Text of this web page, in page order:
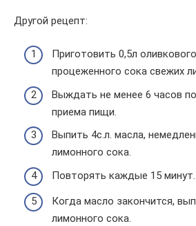
Другой рецепт:
Приготовить 0,5л
процеженного сока свежих
Выждать не менее 6 часов
приема пищи.
Выпить 4с.л. масла,
лимонного сока.
Повторять каждые 15 минут.
Когда масло закончится,
лимонного сока.